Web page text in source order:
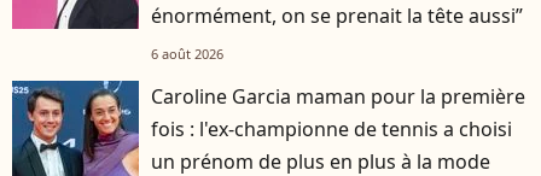
énormément, on se prenait la tête aussi”
6 août 2026
Caroline Garcia maman pour la première
fois : l'ex-championne de tennis a choisi
un prénom de plus en plus à la mode